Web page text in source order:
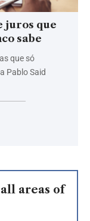
juros que
sabe
que só
Pablo Said
areas of